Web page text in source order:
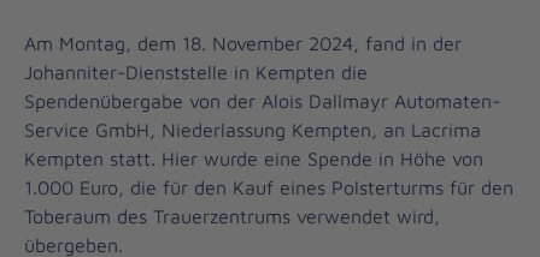
Am Montag, dem 18. November 2024, fand in der
Johanniter-Dienststelle in Kempten die
Spendenübergabe von der Alois Dallmayr Automaten-
Service GmbH, Niederlassung Kempten, an Lacrima
Kempten statt. Hier wurde eine Spende in Höhe von
1.000 Euro, die für den Kauf eines Polsterturms für den
Toberaum des Trauerzentrums verwendet wird,
übergeben.